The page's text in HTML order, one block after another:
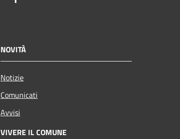
NOVITÀ
Notizie
Comunicati
Avvisi
VIVERE IL COMUNE